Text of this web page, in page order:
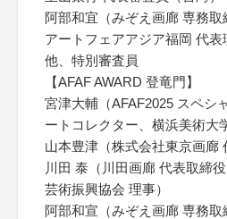
阿部和宜（みぞえ画廊 専務取
アートフェアアジア福岡 代表
他、特別審査員
【AFAF AWARD 登竜門】
宮津大輔（AFAF2025 スペシ
ートコレクター、横浜美術大
山本豊津（株式会社東京画廊
川田 泰（川田画廊 代表取締
芸術振興協会 理事）
阿部和宣（みぞえ画廊 専務取